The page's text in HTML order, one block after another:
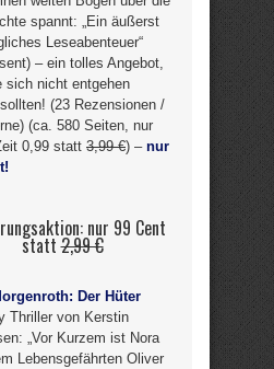
spannt: „Ein äußerst
Leseabenteuer“
– ein tolles Angebot,
sich nicht entgehen
(23 Rezensionen /
(ca. 580 Seiten, nur
0,99 statt 3,99 €) – nur
nur 99 Cent
statt2,99 €
Der Hüter
Thriller von Kerstin
„Vor Kurzem ist Nora
Lebensgefährten Oliver